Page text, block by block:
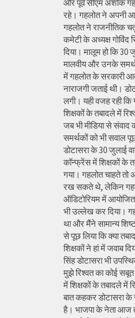
और पूर्व सीएम अशोक
रहे। गहलोत ने अपनी
गहलोत ने राजनीतिक
कमेटी के अध्यक्ष गोविंद
दिया। मालूम हो कि 30
मालवीय और उनके
में गहलोत के सरकारी
नाराजगी जताई थी।
लगी। यही वजह रही कि
शिक्षकों के तबादले में
जब भी मीडिया से संवाद
समर्थकों को भी सवाल
डोटासरा के 30 जुलाई
कॉन्फ्रेंस में शिक्षकों के
गया। गहलोत चाहते तो
रख सकते थे, लेकिन
ऑडिटोरियम में
भी उल्लेख कर दिया।
था और मैंने सामान्य
से पूछ लिया कि क्या
शिक्षकों ने हां में जवाब
सिंह डोटासरा भी
मुझे रिश्वत का कोई
में शिक्षकों के तबादले में
बात कहकर डोटासरा
है। भाजपा के नेता आज